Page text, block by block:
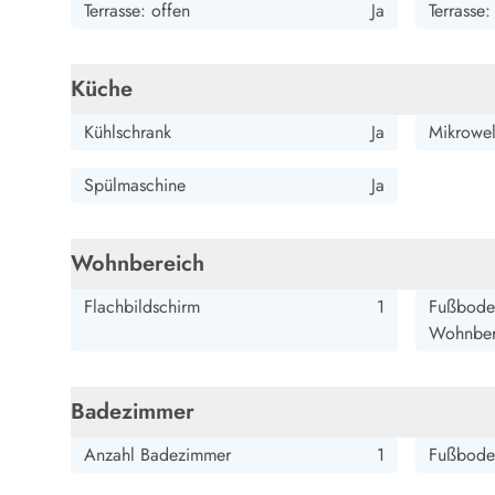
Wandern in Dänemark
Segeln in Dänemark
Kultur in Dänemark
Historische Museen
Kunstmuseen
Einkaufen und Shopping
Heiraten in Dänemark
Terrasse: offen Ja
Küche
Kühlschrank Ja
Spülmaschine Ja
Wohnbereich
Flachbildschirm 1
Badezimmer
Anzahl Badezimmer 1